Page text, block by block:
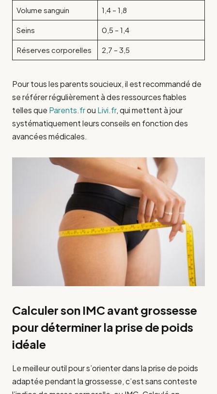
Volume sanguin 1,4 – 1,8
Seins 0,5 – 1,4
Réserves corporelles 2,7 – 3,5
Pour tous les parents soucieux, il est recommandé de
se référer régulièrement à des ressources fiables
telles que Parents.frou Livi.fr, qui mettent à jour
systématiquement leurs conseils en fonction des
avancées médicales.
Calculer son IMC avant grossesse
pour déterminer la prise de poids
idéale
Le meilleur outil pour s’orienter dans la prise de poids
adaptée pendant la grossesse, c’est sans conteste